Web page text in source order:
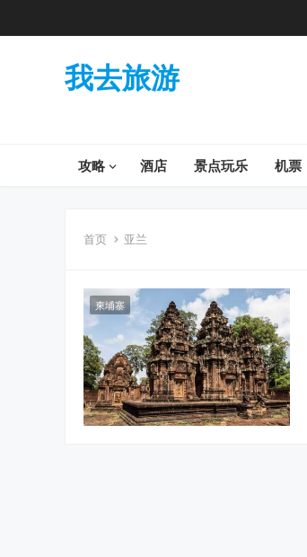
我去旅游
攻略 酒店 景点玩乐 机票
首页 亚兰
柬埔寨